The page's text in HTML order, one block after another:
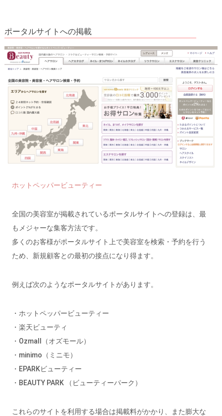
ポータルサイトへの掲載
ホットペッパービューティー
全国の美容室が掲載されているポータルサイトへの登録は、最
もメジャーな集客方法です。
多くのお客様がポータルサイト上で美容室を検索・予約を行う
ため、新規顧客との最初の接点になり得ます。
例えば次のようなポータルサイトがあります。
・ホットペッパービューティー
・楽天ビューティ
・Ozmall（オズモール）
・minimo（ミニモ）
・EPARKビューティー
・BEAUTY PARK （ビューティーパーク）
これらのサイトを利用する場合は掲載料がかかり、また膨大な